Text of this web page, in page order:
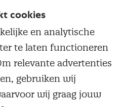
cookies
en analytische
te laten functioneren
relevante advertenties
gebruiken wij
wij graag jouw